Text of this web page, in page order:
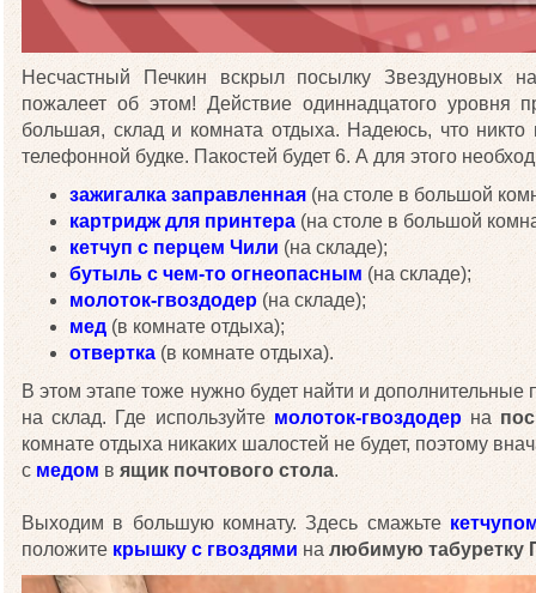
Несчастный Печкин вскрыл посылку Звездуновых
пожалеет об этом! Действие одиннадцатого уровня
большая, склад и комната отдыха. Надеюсь, что
телефонной будке. Пакостей будет 6. А для этого
зажигалка заправленная (на столе в большой
картридж для принтера (на столе в большой
кетчуп с перцем Чили (на складе);
бутыль с чем-то огнеопасным (на складе);
молоток-гвоздодер (на складе);
мед (в комнате отдыха);
отвертка (в комнате отдыха).
В этом этапе тоже нужно будет найти и
на склад. Где используйте молоток-гвоздодерна
комнате отдыха никаких шалостей не будет, поэтому
с медомв ящик почтового стола.
Выходим в большую комнату. Здесь смажьте
положите крышку с гвоздями на любимую табуретку